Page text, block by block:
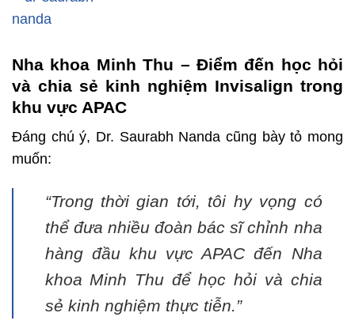
Nha khoa Minh Thu – Điểm đến học hỏi
và chia sẻ kinh nghiệm Invisalign trong
khu vực APAC
Đáng chú ý, Dr. Saurabh Nanda cũng bày tỏ mong
muốn:
“Trong thời gian tới, tôi hy vọng có
thể đưa nhiều đoàn bác sĩ chỉnh nha
hàng đầu khu vực APAC đến Nha
khoa Minh Thu để học hỏi và chia
sẻ kinh nghiệm thực tiễn.”